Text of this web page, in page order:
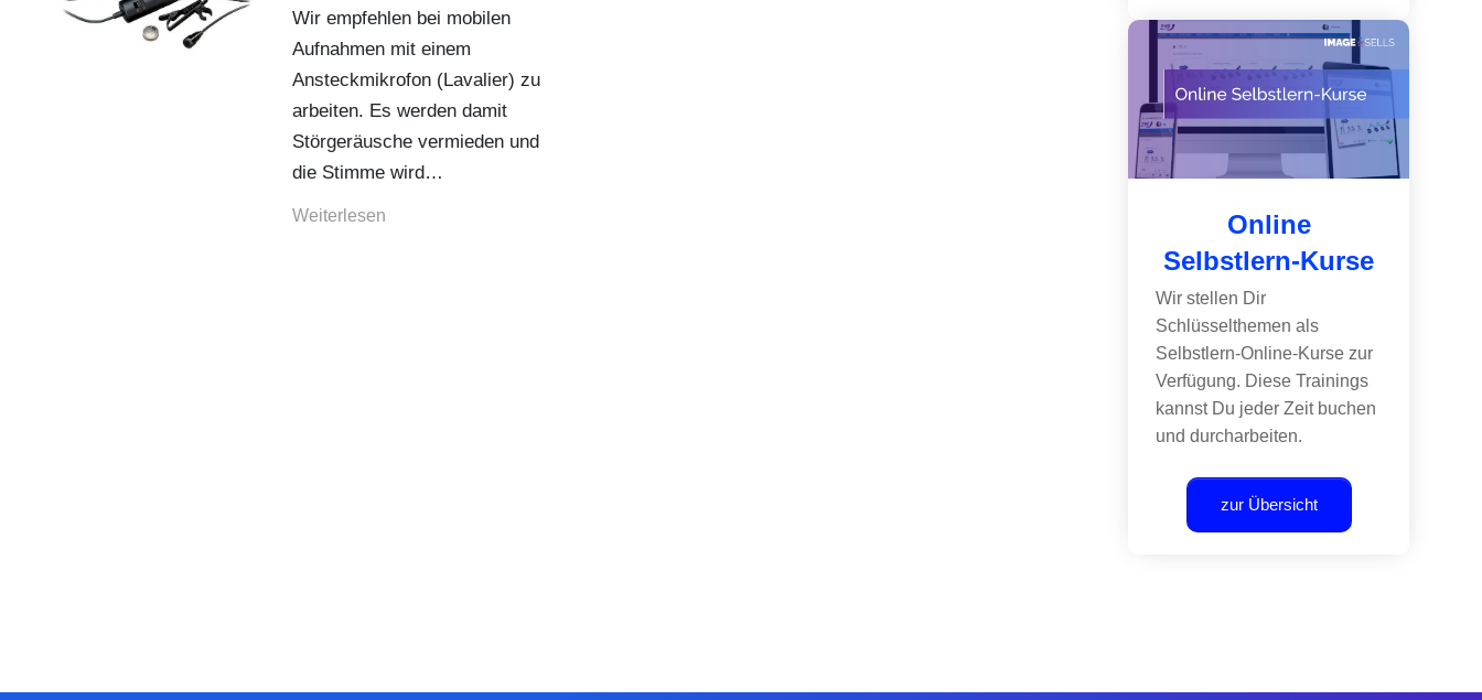
Wir empfehlen bei mobilen
Aufnahmen mit einem
Ansteckmikrofon (Lavalier) zu
arbeiten. Es werden damit
Störgeräusche vermieden und
die Stimme wird…
Weiterlesen...
Online
Selbstlern-Kurse
Wir stellen Dir
Schlüsselthemen als
Selbstlern-Online-Kurse zur
Verfügung. Diese Trainings
kannst Du jeder Zeit buchen
und durcharbeiten.
zur Übersicht